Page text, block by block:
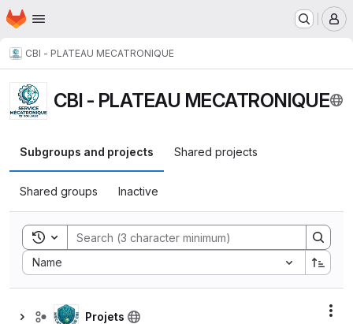
Skip to main content
Homepage
CBI - PLATEAU MECATRONIQUE
CBI - PLATEAU MECATRONIQUE
Subgroups and projects Shared projects
Shared groups Inactive
Toggle search history
Name
Sort by:
Projets